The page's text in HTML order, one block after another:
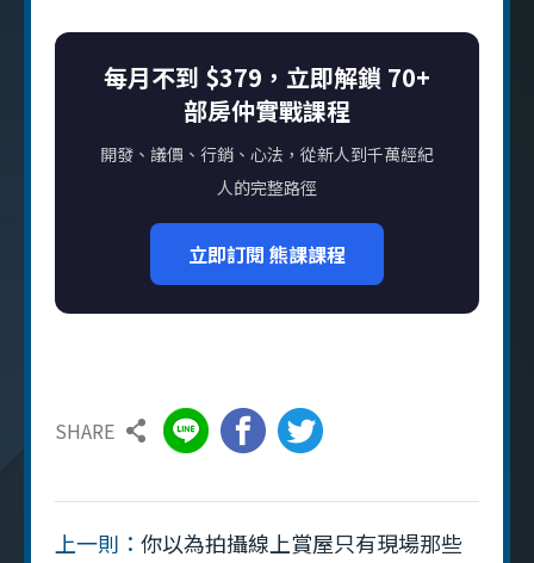
每月不到 $379，立即解鎖 70+
部房仲實戰課程
開發、議價、行銷、心法，從新人到千萬經紀
人的完整路徑
立即訂閱 熊課課程
SHARE
上一則： 你以為拍攝線上賞屋只有現場那些